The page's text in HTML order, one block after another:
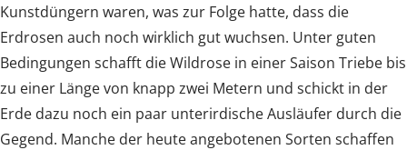
Kunstdüngern waren, was zur Folge hatte, dass die
Erdrosen auch noch wirklich gut wuchsen. Unter guten
Bedingungen schafft die Wildrose in einer Saison Triebe bis
zu einer Länge von knapp zwei Metern und schickt in der
Erde dazu noch ein paar unterirdische Ausläufer durch die
Gegend. Manche der heute angebotenen Sorten schaffen